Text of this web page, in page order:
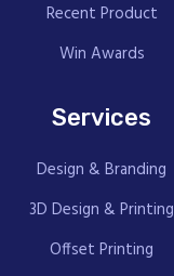
Recent Product
Win Awards
Services
Design & Branding
3D Design & Printing
Offset Printing